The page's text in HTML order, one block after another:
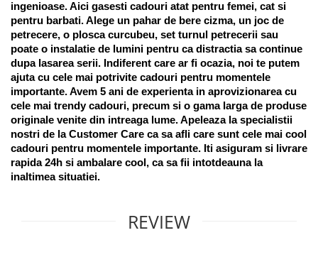
ingenioase. Aici gasesti cadouri atat pentru femei, cat si
pentru barbati. Alege un pahar de bere cizma, un joc de
petrecere, o plosca curcubeu, set turnul petrecerii sau
poate o instalatie de lumini pentru ca distractia sa continue
dupa lasarea serii. Indiferent care ar fi ocazia, noi te putem
ajuta cu cele mai potrivite cadouri pentru momentele
importante. Avem 5 ani de experienta in aprovizionarea cu
cele mai trendy cadouri, precum si o gama larga de produse
originale venite din intreaga lume. Apeleaza la specialistii
nostri de la Customer Care ca sa afli care sunt cele mai cool
cadouri pentru momentele importante. Iti asiguram si livrare
rapida 24h si ambalare cool, ca sa fii intotdeauna la
inaltimea situatiei.
REVIEW